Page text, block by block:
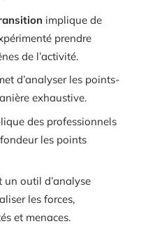
implique de
prendre
de l’activité.
d’analyser les points-
exhaustive.
des professionnels
les points
un outil d’analyse
les forces,
et menaces.